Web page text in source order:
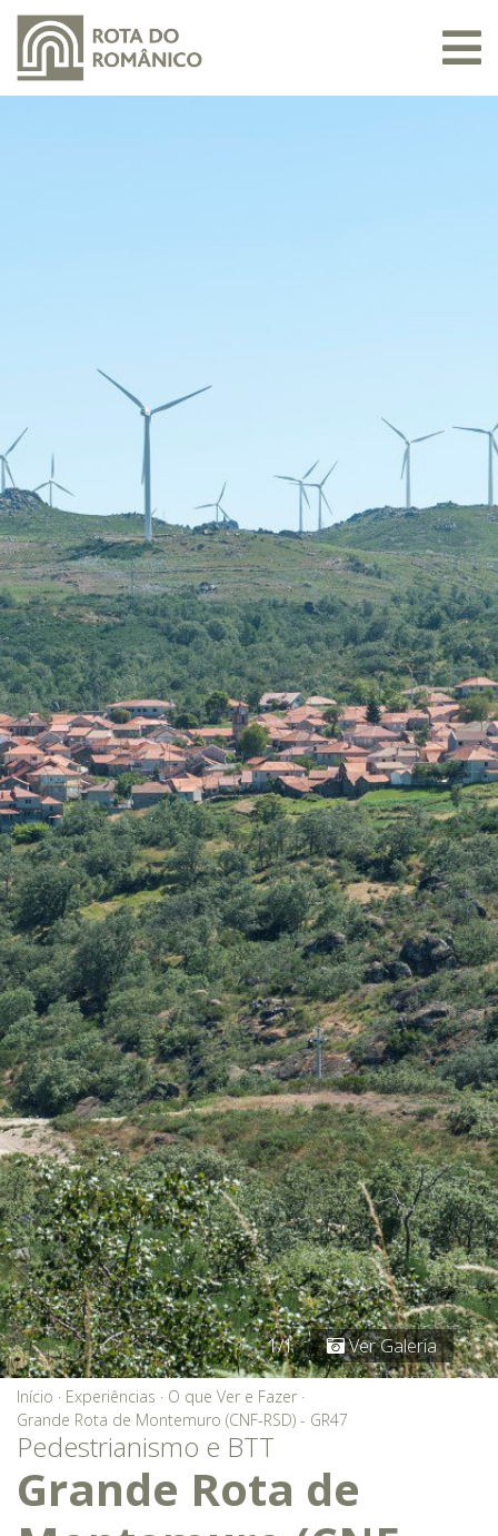
1/1 Ver Galeria
Início · Experiências · O que Ver e Fazer ·
Grande Rota de Montemuro (CNF-RSD) - GR47
Pedestrianismo e BTT
Grande Rota de